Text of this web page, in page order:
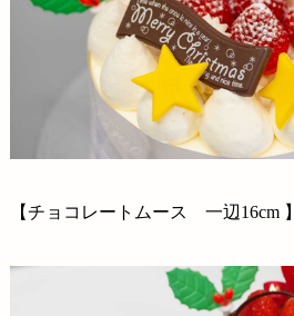
オンラインストア
【チョコレートムース 一辺16cm 】